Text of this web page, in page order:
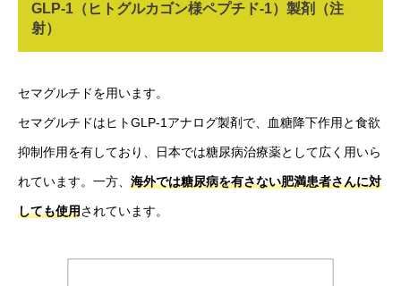
GLP-1（ヒトグルカゴン様ペプチド-1）製剤（注
射）
セマグルチドを用います。
セマグルチドはヒトGLP-1アナログ製剤で、血糖降下作用と食欲
抑制作用を有しており、日本では糖尿病治療薬として広く用いら
れています。一方、 海外では糖尿病を有さない肥満患者さんに対
しても使用されています。